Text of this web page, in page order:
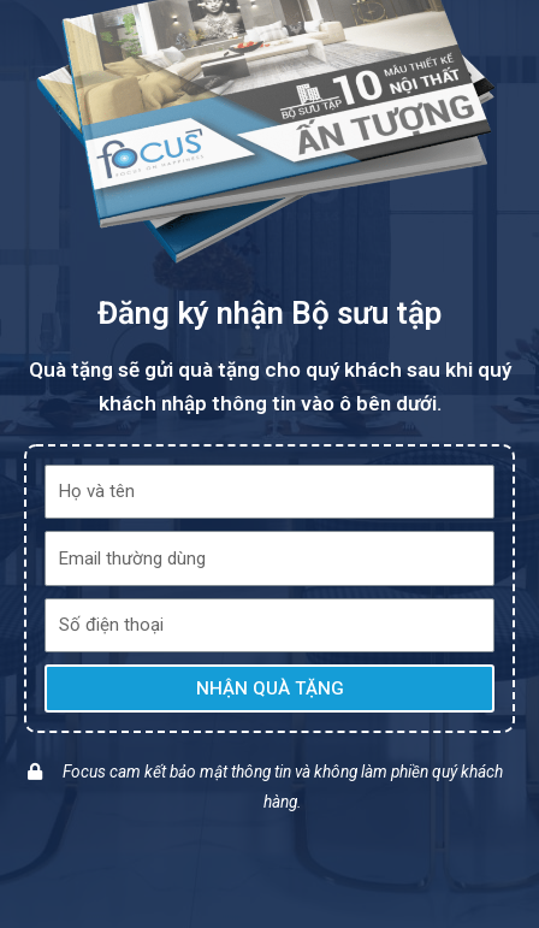
Đăng ký nhận Bộ sưu tập
Quà tặng sẽ gửi quà tặng cho quý khách sau khi quý
khách nhập thông tin vào ô bên dưới.
NHẬN QUÀ TẶNG
Focus cam kết bảo mật thông tin và không làm phiền quý khách
hàng.